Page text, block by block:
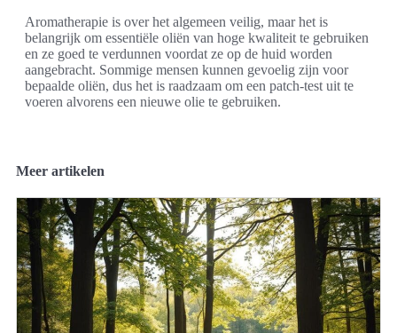
Aromatherapie is over het algemeen veilig, maar het is
belangrijk om essentiële oliën van hoge kwaliteit te gebruiken
en ze goed te verdunnen voordat ze op de huid worden
aangebracht. Sommige mensen kunnen gevoelig zijn voor
bepaalde oliën, dus het is raadzaam om een patch-test uit te
voeren alvorens een nieuwe olie te gebruiken.
Meer artikelen